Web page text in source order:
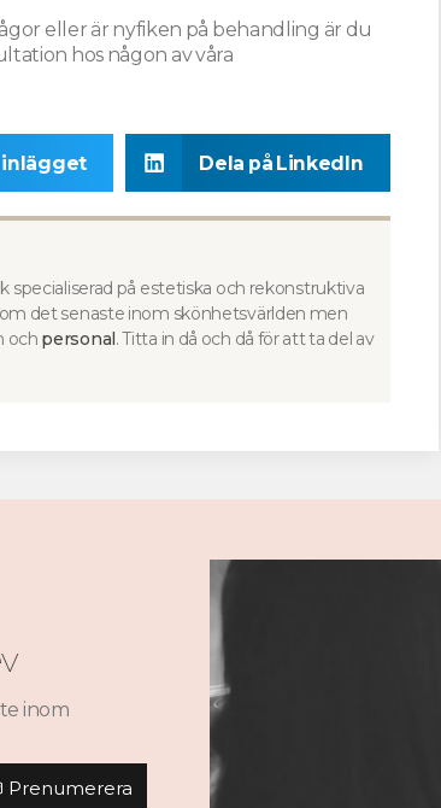
eller är nyfiken på behandling är du
hos någon av våra
Dela på LinkedIn
specialiserad på estetiska och rekonstruktiva
om det senaste inom skönhetsvärlden men
och personal. Titta in då och då för att ta del av
inom
Prenumerera